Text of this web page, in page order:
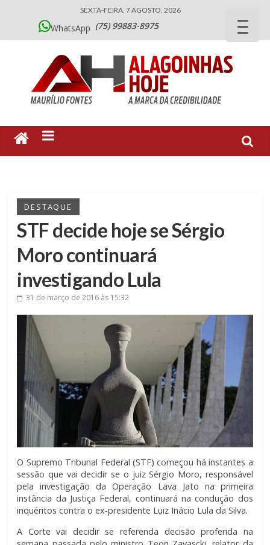
SEXTA-FEIRA, 7 AGOSTO, 2026
WhatsApp (75) 99883-8975
DESTAQUE
STF decide hoje se Sérgio
Moro continuará
investigando Lula
31 de março de 2016 às 15:32
O Supremo Tribunal Federal (STF) começou há instantes a
sessão que vai decidir se o juiz Sérgio Moro, responsável
pela investigação da Operação Lava Jato na primeira
instância da Justiça Federal, continuará na condução dos
inquéritos contra o ex-presidente Luiz Inácio Lula da Silva.
A Corte vai decidir se referenda decisão proferida na